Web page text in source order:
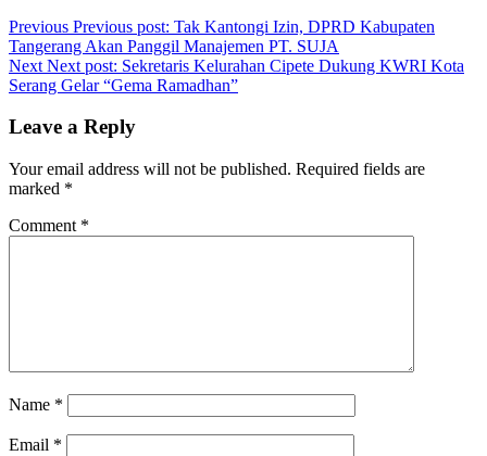
Previous Previous post: Tak Kantongi Izin, DPRD Kabupaten
Tangerang Akan Panggil Manajemen PT. SUJA
Next Next post: Sekretaris Kelurahan Cipete Dukung KWRI Kota
Serang Gelar “Gema Ramadhan”
Leave a Reply
Your email address will not be published. Required fields are
marked *
Comment *
Name *
Email *